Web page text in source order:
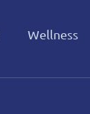
Wellness